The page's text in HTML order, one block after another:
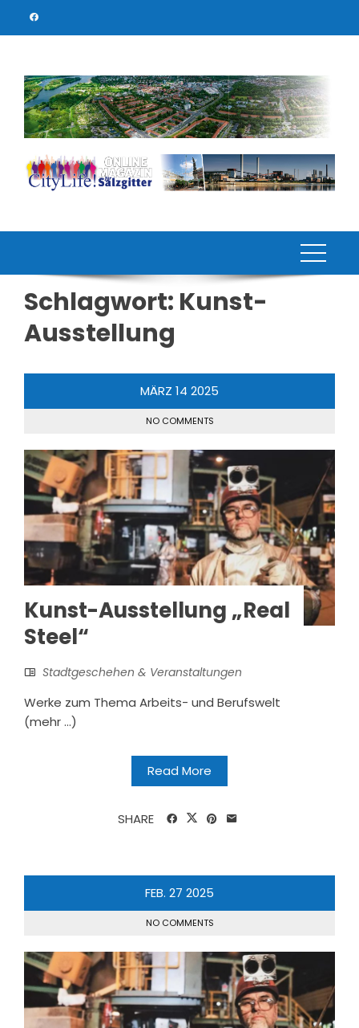
Schlagwort: Kunst-
Ausstellung
MÄRZ 14 2025
NO COMMENTS
Kunst-Ausstellung „Real
Steel“
Stadtgeschehen & Veranstaltungen
Werke zum Thema Arbeits- und Berufswelt
(mehr …)
Read More
SHARE
FEB. 27 2025
NO COMMENTS